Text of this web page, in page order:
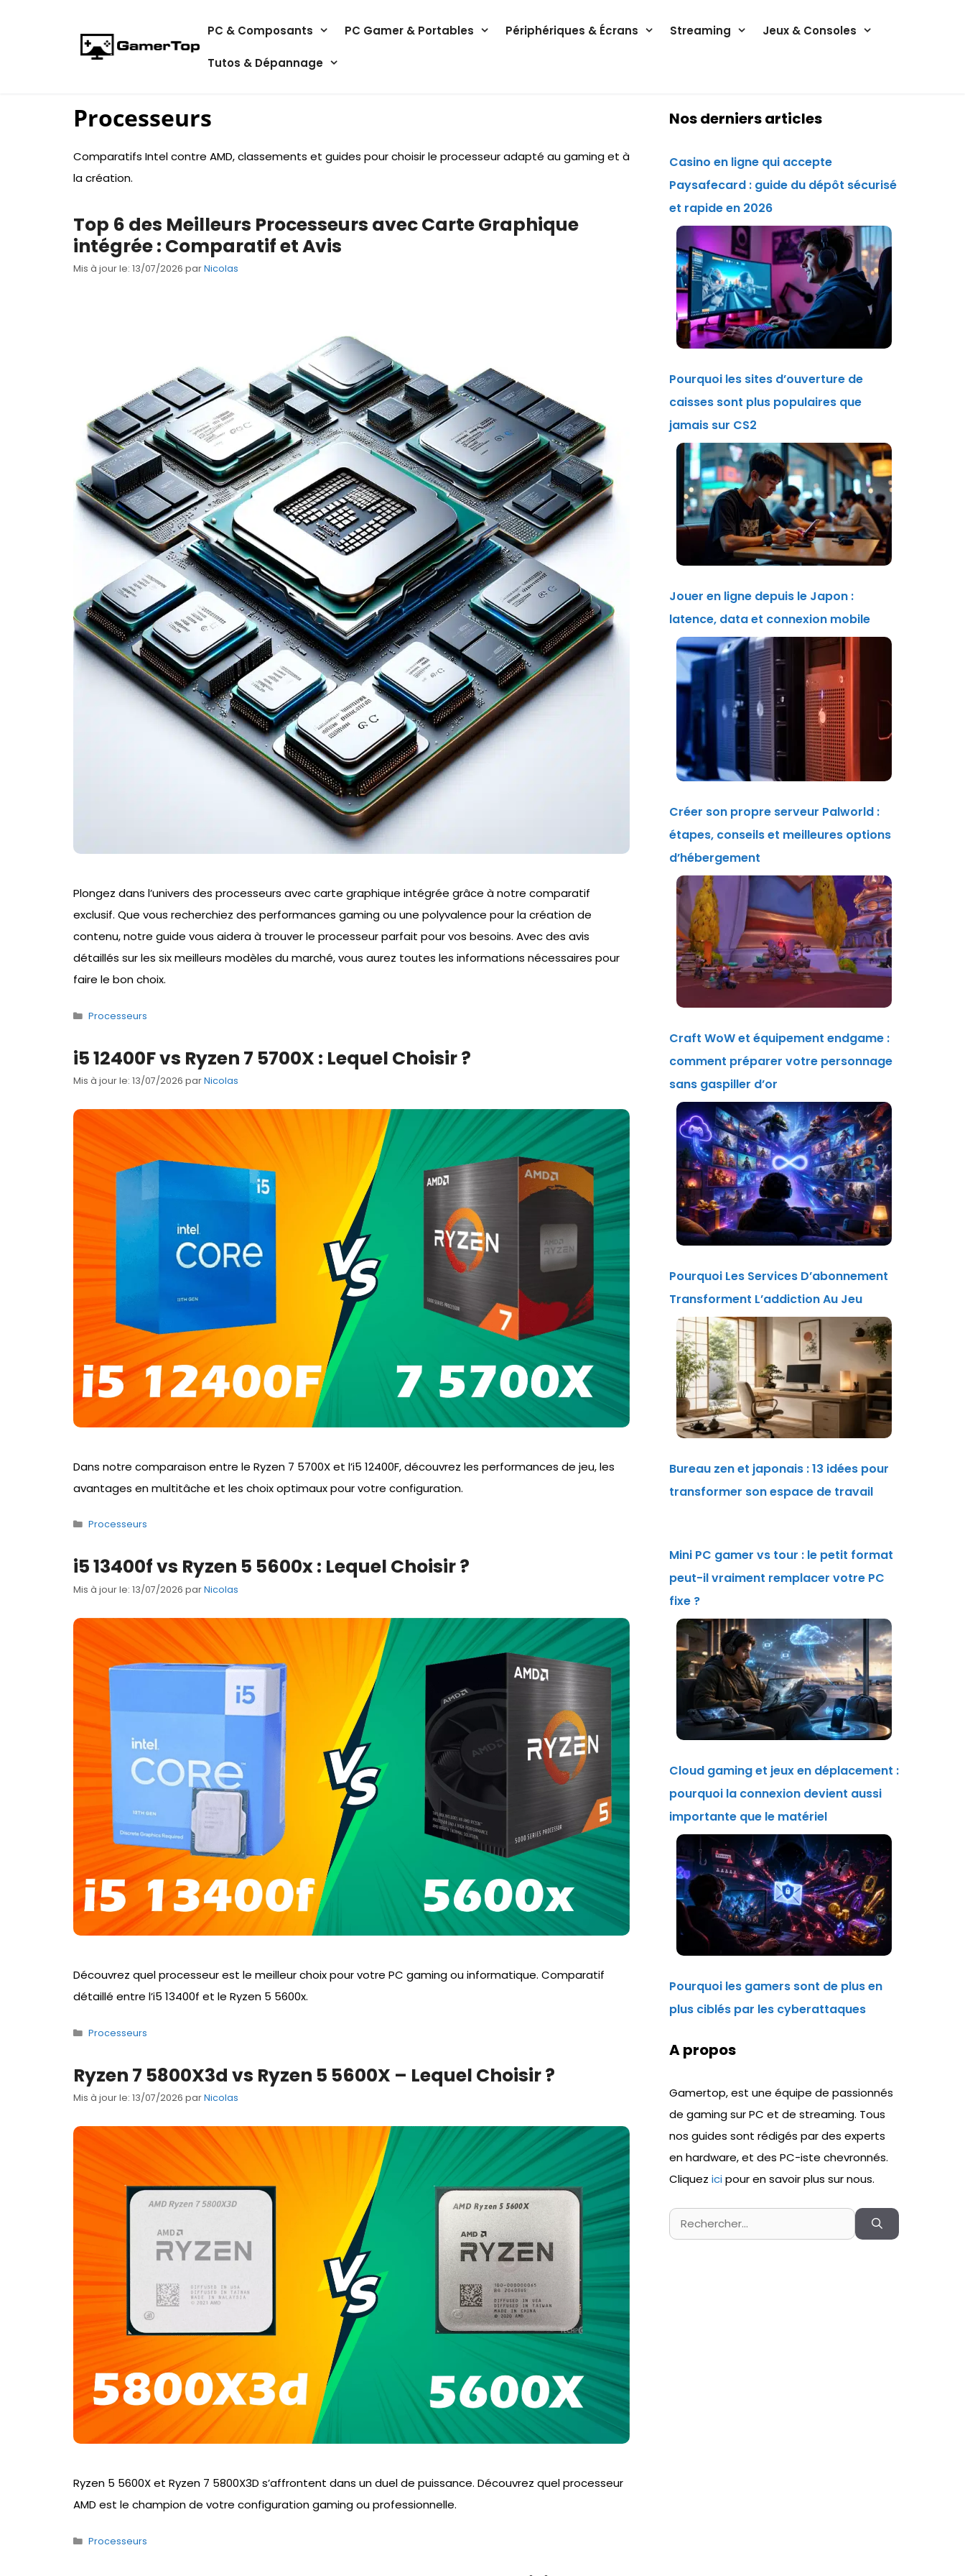
PC & Composants PC Gamer & Portables Périphériques & Écrans Streaming Jeux & Consoles
Tutos & Dépannage
Processeurs
Comparatifs Intel contre AMD, classements et guides pour choisir le processeur adapté au gaming et à
la création.
Top 6 des Meilleurs Processeurs avec Carte Graphique
intégrée : Comparatif et Avis
Mis à jour le: 13/07/2026 parNicolas
Plongez dans l’univers des processeurs avec carte graphique intégrée grâce à notre comparatif
exclusif. Que vous recherchiez des performances gaming ou une polyvalence pour la création de
contenu, notre guide vous aidera à trouver le processeur parfait pour vos besoins. Avec des avis
détaillés sur les six meilleurs modèles du marché, vous aurez toutes les informations nécessaires pour
faire le bon choix.
Catégories
Processeurs
i5 12400F vs Ryzen 7 5700X : Lequel Choisir ?
Mis à jour le: 13/07/2026 parNicolas
Dans notre comparaison entre le Ryzen 7 5700X et l’i5 12400F, découvrez les performances de jeu, les
avantages en multitâche et les choix optimaux pour votre configuration.
Catégories
Processeurs
i5 13400f vs Ryzen 5 5600x : Lequel Choisir ?
Mis à jour le: 13/07/2026 parNicolas
Découvrez quel processeur est le meilleur choix pour votre PC gaming ou informatique. Comparatif
détaillé entre l’i5 13400f et le Ryzen 5 5600x.
Catégories
Processeurs
Ryzen 7 5800X3d vs Ryzen 5 5600X – Lequel Choisir ?
Mis à jour le: 13/07/2026 parNicolas
Ryzen 5 5600X et Ryzen 7 5800X3D s’affrontent dans un duel de puissance. Découvrez quel processeur
AMD est le champion de votre configuration gaming ou professionnelle.
Catégories
Processeurs
Nos derniers articles
Casino en ligne qui accepte
Paysafecard : guide du dépôt sécurisé
et rapide en 2026
Pourquoi les sites d’ouverture de
caisses sont plus populaires que
jamais sur CS2
Jouer en ligne depuis le Japon :
latence, data et connexion mobile
Créer son propre serveur Palworld :
étapes, conseils et meilleures options
d’hébergement
Craft WoW et équipement endgame :
comment préparer votre personnage
sans gaspiller d’or
Pourquoi Les Services D’abonnement
Transforment L’addiction Au Jeu
Bureau zen et japonais : 13 idées pour
transformer son espace de travail
Mini PC gamer vs tour : le petit format
peut-il vraiment remplacer votre PC
fixe ?
Cloud gaming et jeux en déplacement :
pourquoi la connexion devient aussi
importante que le matériel
Pourquoi les gamers sont de plus en
plus ciblés par les cyberattaques
A propos
Gamertop, est une équipe de passionnés
de gaming sur PC et de streaming. Tous
nos guides sont rédigés par des experts
en hardware, et des PC-iste chevronnés.
Cliquez icipour en savoir plus sur nous.
Rechercher :